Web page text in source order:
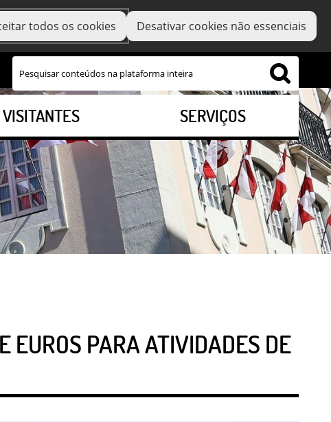
todos os cookies Desativar cookies não essenciais
VISITANTES SERVIÇOS
EUROS PARA ATIVIDADES DE